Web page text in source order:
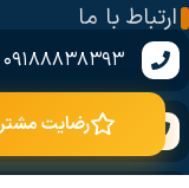
ارتباط با ما
09188838393
09373998393
رضایت